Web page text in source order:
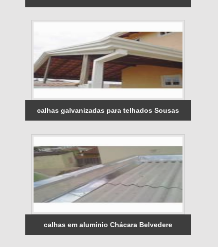
calhas galvanizadas para telhados Sousas
calhas em alumínio Chácara Belvedere